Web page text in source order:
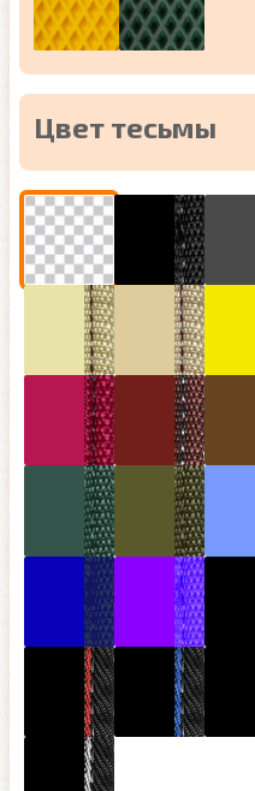
Цвет тесьмы